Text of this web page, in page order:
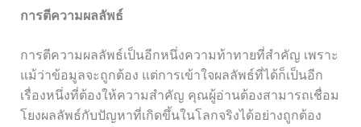
การตีความผลลัพธ์
การตีความผลลัพธ์เป็นอีกหนึ่งความท้าทายที่สำคัญ เพราะ
แม้ว่าข้อมูลจะถูกต้อง แต่การเข้าใจผลลัพธ์ที่ได้ก็เป็นอีก
เรื่องหนึ่งที่ต้องให้ความสำคัญ คุณผู้อ่านต้องสามารถเชื่อม
โยงผลลัพธ์กับปัญหาที่เกิดขึ้นในโลกจริงได้อย่างถูกต้อง